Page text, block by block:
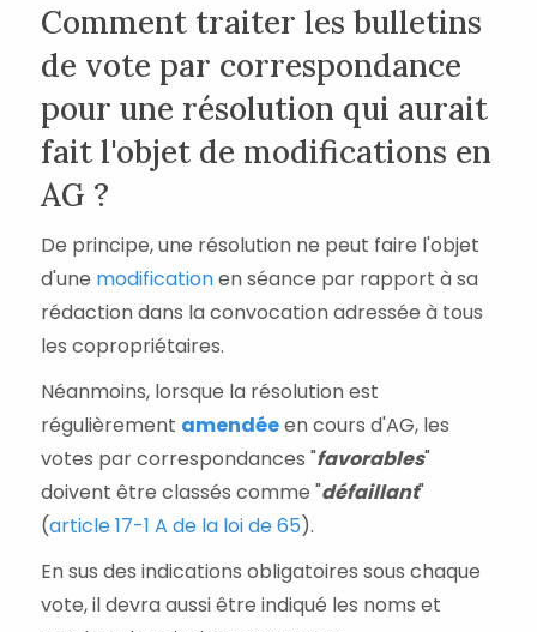
Comment traiter les bulletins
de vote par correspondance
pour une résolution qui aurait
fait l'objet de modifications en
AG ?
De principe, une résolution ne peut faire l'objet
d'une modificationen séance par rapport à sa
rédaction dans la convocation adressée à tous
les copropriétaires.
Néanmoins, lorsque la résolution est
régulièrement amendéeen cours d'AG, les
votes par correspondances "favorables"
doivent être classés comme "défaillant"
(article 17-1 A de la loi de 65).
En sus des indications obligatoires sous chaque
vote, il devra aussi être indiqué les noms et